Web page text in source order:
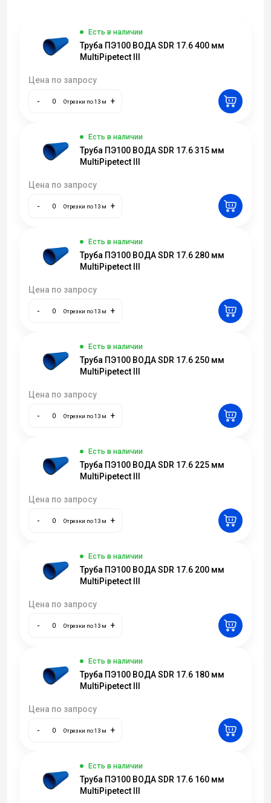
Есть в наличии
Труба ПЭ100 ВОДА SDR 17.6 400 мм
MultiPipetect III
Цена по запросу
- Отрезки по 13 м +
Есть в наличии
Труба ПЭ100 ВОДА SDR 17.6 315 мм
MultiPipetect III
Цена по запросу
- Отрезки по 13 м +
Есть в наличии
Труба ПЭ100 ВОДА SDR 17.6 280 мм
MultiPipetect III
Цена по запросу
- Отрезки по 13 м +
Есть в наличии
Труба ПЭ100 ВОДА SDR 17.6 250 мм
MultiPipetect III
Цена по запросу
- Отрезки по 13 м +
Есть в наличии
Труба ПЭ100 ВОДА SDR 17.6 225 мм
MultiPipetect III
Цена по запросу
- Отрезки по 13 м +
Есть в наличии
Труба ПЭ100 ВОДА SDR 17.6 200 мм
MultiPipetect III
Цена по запросу
- Отрезки по 13 м +
Есть в наличии
Труба ПЭ100 ВОДА SDR 17.6 180 мм
MultiPipetect III
Цена по запросу
- Отрезки по 13 м +
Есть в наличии
Труба ПЭ100 ВОДА SDR 17.6 160 мм
MultiPipetect III